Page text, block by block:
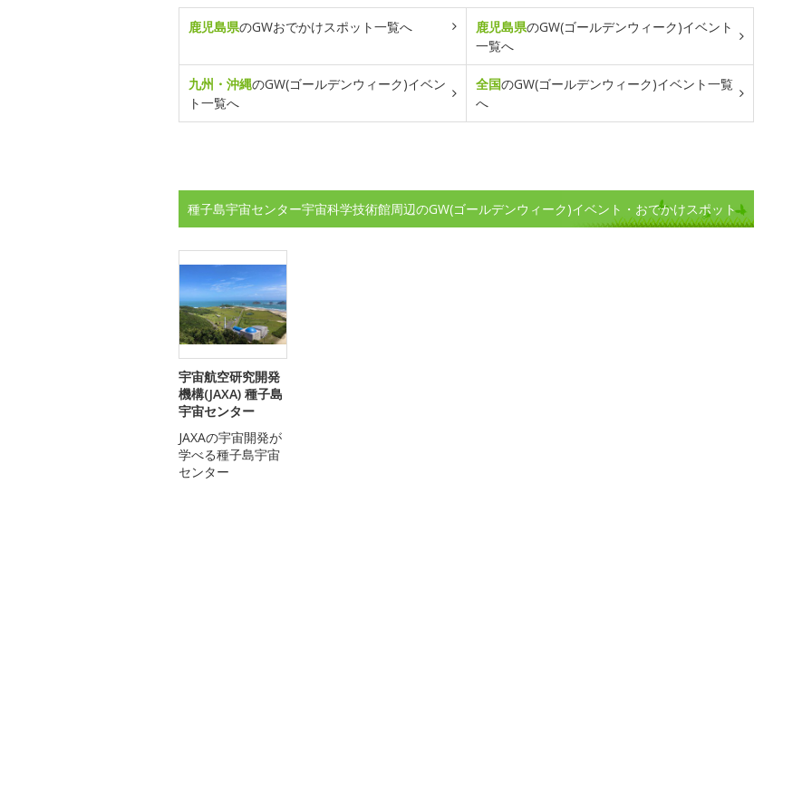
鹿児島県のGWおでかけスポット一覧へ 鹿児島県のGW(ゴールデンウィーク)イベント
一覧へ
九州・沖縄のGW(ゴールデンウィーク)イベン
ト一覧へ
全国のGW(ゴールデンウィーク)イベント一覧
へ
種子島宇宙センター宇宙科学技術館周辺のGW(ゴールデンウィーク)イベント・おでかけスポット
宇宙航空研究開発
機構(JAXA) 種子島
宇宙センター
JAXAの宇宙開発が
学べる種子島宇宙
センター